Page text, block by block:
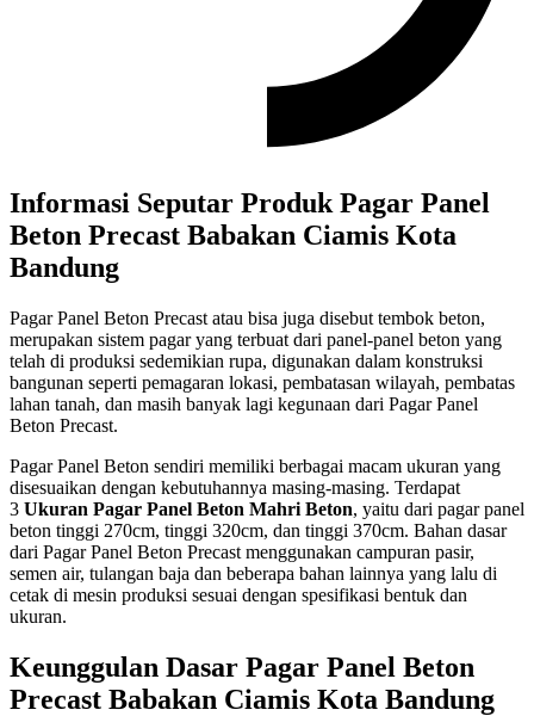
Informasi Seputar Produk Pagar Panel
Beton Precast Babakan Ciamis Kota
Bandung
Pagar Panel Beton Precast atau bisa juga disebut tembok beton,
merupakan sistem pagar yang terbuat dari panel-panel beton yang
telah di produksi sedemikian rupa, digunakan dalam konstruksi
bangunan seperti pemagaran lokasi, pembatasan wilayah, pembatas
lahan tanah, dan masih banyak lagi kegunaan dari Pagar Panel
Beton Precast.
Pagar Panel Beton sendiri memiliki berbagai macam ukuran yang
disesuaikan dengan kebutuhannya masing-masing. Terdapat
3 Ukuran Pagar Panel Beton Mahri Beton, yaitu dari pagar panel
beton tinggi 270cm, tinggi 320cm, dan tinggi 370cm. Bahan dasar
dari Pagar Panel Beton Precast menggunakan campuran pasir,
semen air, tulangan baja dan beberapa bahan lainnya yang lalu di
cetak di mesin produksi sesuai dengan spesifikasi bentuk dan
ukuran.
Keunggulan Dasar Pagar Panel Beton
Precast Babakan Ciamis Kota Bandung